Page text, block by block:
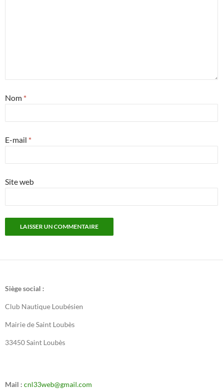
Nom *
E-mail *
Site web
Siège social :
Club Nautique Loubésien
Mairie de Saint Loubès
33450 Saint Loubès
Mail : cnl33web@gmail.com